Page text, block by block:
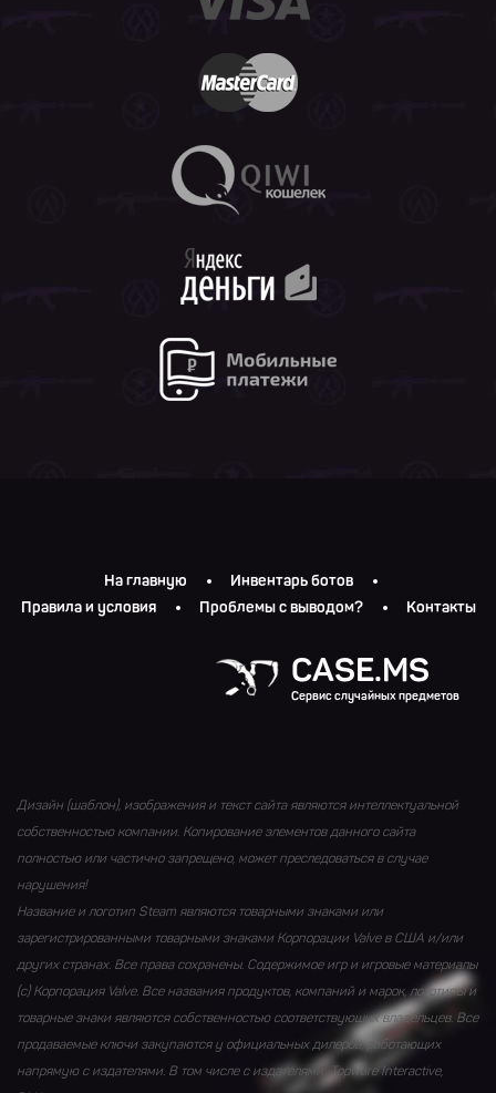
На главную
Инвентарь ботов
Правила и условия
Проблемы с выводом? Контакты
CASE.MS
Сервис случайных предметов
Дизайн (шаблон), изображения и текст сайта являются интеллектуальной
собственностью компании. Копирование элементов данного сайта
полностью или частично запрещено, может преследоваться в случае
нарушения!
Название и логотип Steam являются товарными знаками или
зарегистрированными товарными знаками Корпорации Valve в США и/или
других странах. Все права сохранены. Содержимое игр и игровые материалы
(с) Корпорация Valve. Все названия продуктов, компаний и марок, логотипы и
товарные знаки являются собственностью соответствующих владельцев. Все
продаваемые ключи закупаются у официальных дилеров, работающих
напрямую с издателями. В том числе с издателями: Topware Interactive,